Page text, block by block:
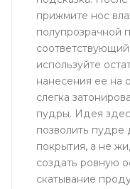
прижмите нос
полупрозрачной
используйте
нанесения ее на
слегка
пудры. Идея
позволить пудре
покрытия, а не
создать ровную
скатывание